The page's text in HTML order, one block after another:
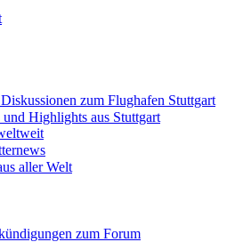
zum Flughafen Stuttgart
Highlights aus Stuttgart
aller Welt
zum Forum